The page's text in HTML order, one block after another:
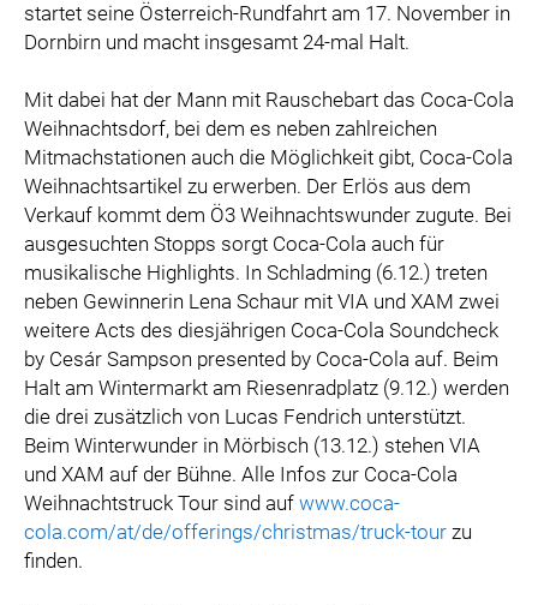
startet seine Österreich-Rundfahrt am 17. November in
Dornbirn und macht insgesamt 24-mal Halt.
Mit dabei hat der Mann mit Rauschebart das Coca-Cola
Weihnachtsdorf, bei dem es neben zahlreichen
Mitmachstationen auch die Möglichkeit gibt, Coca-Cola
Weihnachtsartikel zu erwerben. Der Erlös aus dem
Verkauf kommt dem Ö3 Weihnachtswunder zugute. Bei
ausgesuchten Stopps sorgt Coca-Cola auch für
musikalische Highlights. In Schladming (6.12.) treten
neben Gewinnerin Lena Schaur mit VIA und XAM zwei
weitere Acts des diesjährigen Coca-Cola Soundcheck
by Cesár Sampson presented by Coca-Cola auf. Beim
Halt am Wintermarkt am Riesenradplatz (9.12.) werden
die drei zusätzlich von Lucas Fendrich unterstützt.
Beim Winterwunder in Mörbisch (13.12.) stehen VIA
und XAM auf der Bühne. Alle Infos zur Coca-Cola
Weihnachtstruck Tour sind auf www.coca-
cola.com/at/de/offerings/christmas/truck-tour zu
finden.